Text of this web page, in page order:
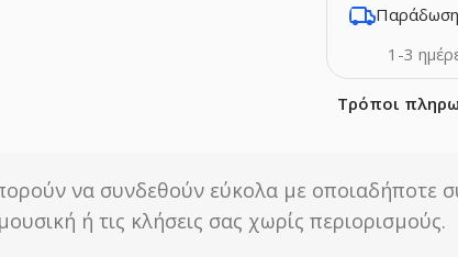
1-3
Τρόποι
να συνδεθούν εύκολα με οποιαδήποτε
ή τις κλήσεις σας χωρίς περιορισμούς.